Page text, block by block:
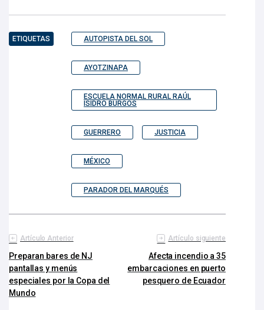
ETIQUETAS AUTOPISTA DEL SOL
AYOTZINAPA
ESCUELA NORMAL RURAL RAÚL
ISIDRO BURGOS
GUERRERO JUSTICIA
MÉXICO
PARADOR DEL MARQUÉS
Artículo Anterior
Preparan bares de NJ
pantallas y menús
especiales por la Copa del
Mundo
Artículo siguiente
Afecta incendio a 35
embarcaciones en puerto
pesquero de Ecuador